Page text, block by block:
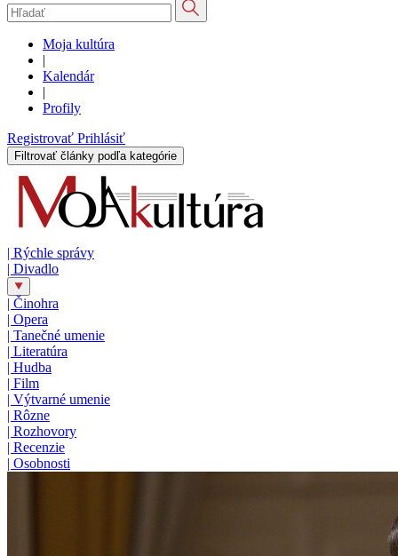
Moja kultúra
|
Kalendár
|
Profily
Registrovať Prihlásiť
Filtrovať články podľa kategórie
| Rýchle správy
| Divadlo
| Činohra
| Opera
| Tanečné umenie
| Literatúra
| Hudba
| Film
| Výtvarné umenie
| Rôzne
| Rozhovory
| Recenzie
| Osobnosti